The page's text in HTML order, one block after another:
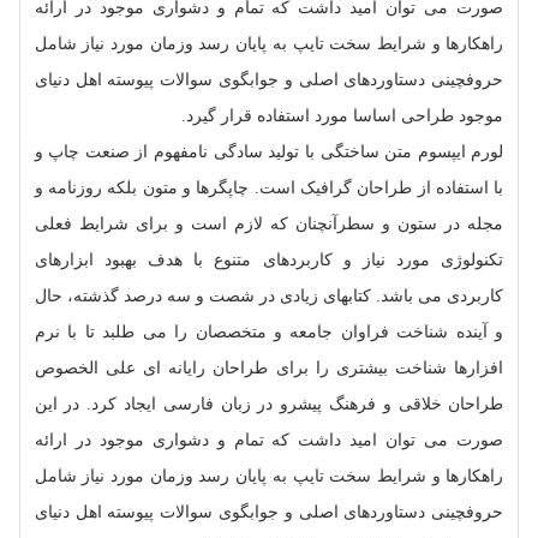
صورت می توان امید داشت که تمام و دشواری موجود در ارائه
راهکارها و شرایط سخت تایپ به پایان رسد وزمان مورد نیاز شامل
حروفچینی دستاوردهای اصلی و جوابگوی سوالات پیوسته اهل دنیای
موجود طراحی اساسا مورد استفاده قرار گیرد.
لورم ایپسوم متن ساختگی با تولید سادگی نامفهوم از صنعت چاپ و
با استفاده از طراحان گرافیک است. چاپگرها و متون بلکه روزنامه و
مجله در ستون و سطرآنچنان که لازم است و برای شرایط فعلی
تکنولوژی مورد نیاز و کاربردهای متنوع با هدف بهبود ابزارهای
کاربردی می باشد. کتابهای زیادی در شصت و سه درصد گذشته، حال
و آینده شناخت فراوان جامعه و متخصصان را می طلبد تا با نرم
افزارها شناخت بیشتری را برای طراحان رایانه ای علی الخصوص
طراحان خلاقی و فرهنگ پیشرو در زبان فارسی ایجاد کرد. در این
صورت می توان امید داشت که تمام و دشواری موجود در ارائه
راهکارها و شرایط سخت تایپ به پایان رسد وزمان مورد نیاز شامل
حروفچینی دستاوردهای اصلی و جوابگوی سوالات پیوسته اهل دنیای